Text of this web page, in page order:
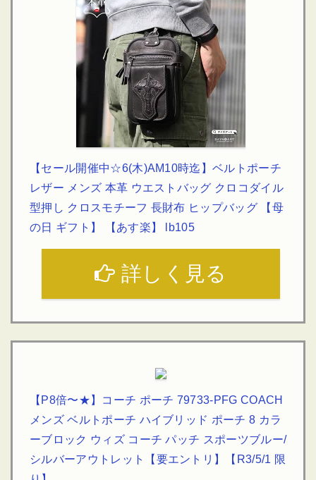
【セール開催中☆6(木)AM10時迄】ベルトポーチ
レザー メンズ 本革 ウエストバッグ クロコダイル
型押し クロスモチーフ 長財布 ヒップバッグ 【母
の日 ギフト】 【あす楽】 lb105
詳しく見る
【P8倍〜★】コーチ ポーチ 79733-PFG COACH
メンズ ベルトポーチ ハイブリッド ポーチ 8 カラ
ーブロック ウィズ コーチ パッチ スポーツブルー/
シルバーアウトレット【要エントリ】【R3/5/1 限